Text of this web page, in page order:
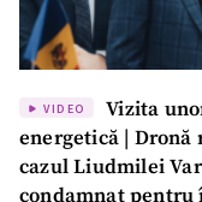
VIDEO
Vizita
energetică | Dronă
cazul Liudmilei
Am citit
acord cu
TRIMITE